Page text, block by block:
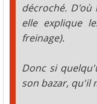
décroché.
elle explique
freinage).
Donc si
son bazar, qu'il